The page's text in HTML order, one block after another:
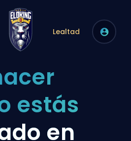
Lealtad
estás
en